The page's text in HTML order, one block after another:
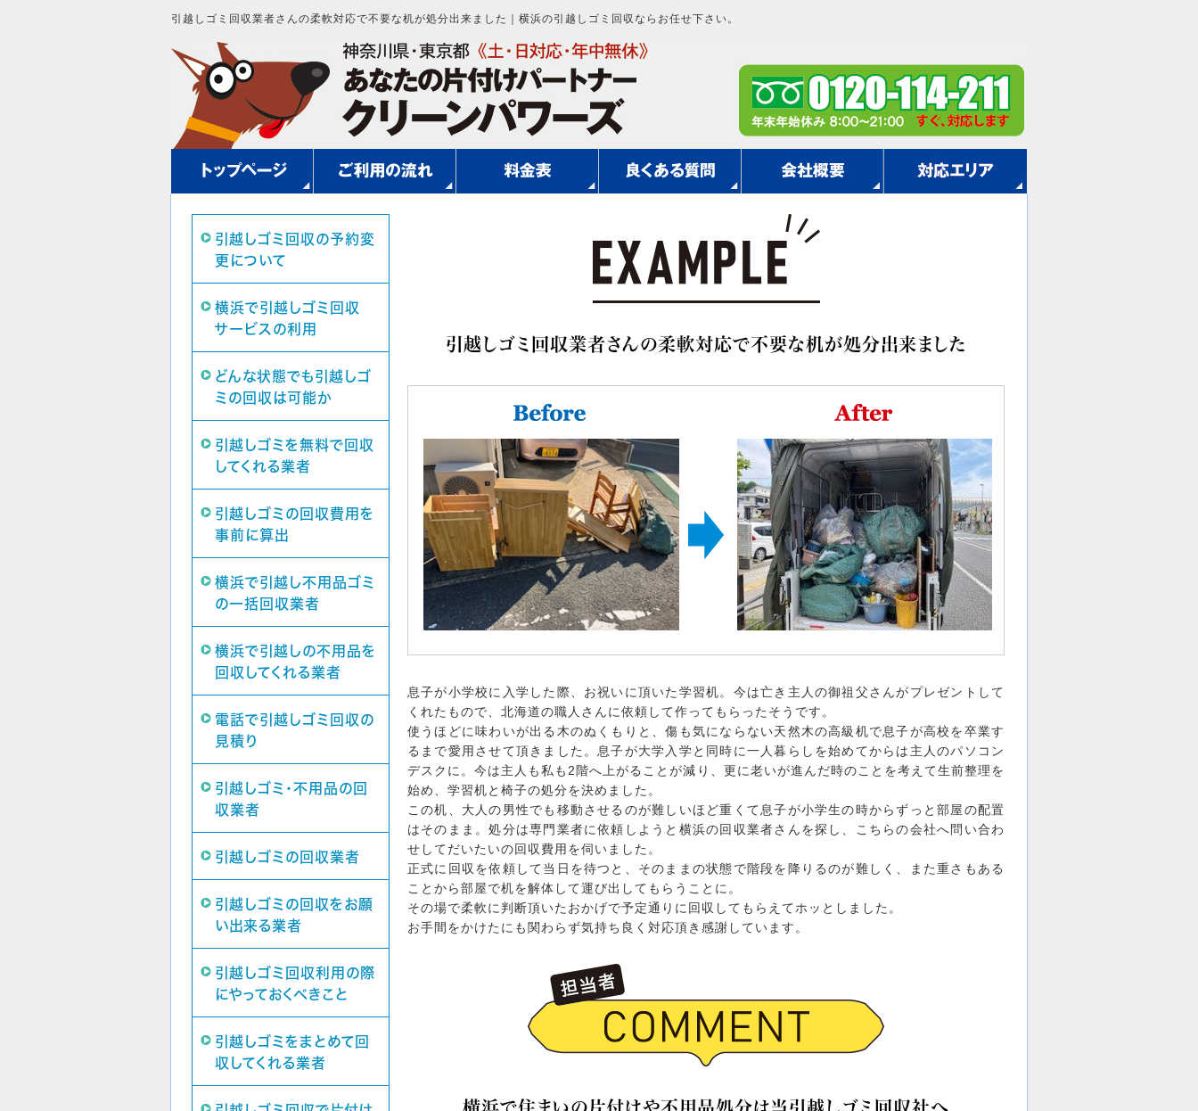
引越しゴミ回収業者さんの柔軟対応で不要な机が処分出来ました｜横浜の引越しゴミ回収ならお任せ下さい。
引越しゴミ回収の予約変
更について
横浜で引越しゴミ回収
サービスの利用
どんな状態でも引越しゴ
ミの回収は可能か
引越しゴミを無料で回収
してくれる業者
引越しゴミの回収費用を
事前に算出
横浜で引越し不用品ゴミ
の一括回収業者
横浜で引越しの不用品を
回収してくれる業者
電話で引越しゴミ回収の
見積り
引越しゴミ・不用品の回
収業者
引越しゴミの回収業者
引越しゴミの回収をお願
い出来る業者
引越しゴミ回収利用の際
にやっておくべきこと
引越しゴミをまとめて回
収してくれる業者
引越しゴミ回収業者さんの柔軟対応で不要な机が処分出来ました
息子が小学校に入学した際、お祝いに頂いた学習机。今は亡き主人の御祖父さんがプレゼントして
くれたもので、北海道の職人さんに依頼して作ってもらったそうです。
使うほどに味わいが出る木のぬくもりと、傷も気にならない天然木の高級机で息子が高校を卒業す
るまで愛用させて頂きました。息子が大学入学と同時に一人暮らしを始めてからは主人のパソコン
デスクに。今は主人も私も2階へ上がることが減り、更に老いが進んだ時のことを考えて生前整理を
始め、学習机と椅子の処分を決めました。
この机、大人の男性でも移動させるのが難しいほど重くて息子が小学生の時からずっと部屋の配置
はそのまま。処分は専門業者に依頼しようと横浜の回収業者さんを探し、こちらの会社へ問い合わ
せしてだいたいの回収費用を伺いました。
正式に回収を依頼して当日を待つと、そのままの状態で階段を降りるのが難しく、また重さもある
ことから部屋で机を解体して運び出してもらうことに。
その場で柔軟に判断頂いたおかげで予定通りに回収してもらえてホッとしました。
お手間をかけたにも関わらず気持ち良く対応頂き感謝しています。
横浜で住まいの片付けや不用品処分は当引越しゴミ回収社へ